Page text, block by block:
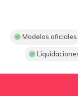
Modelos oficiales